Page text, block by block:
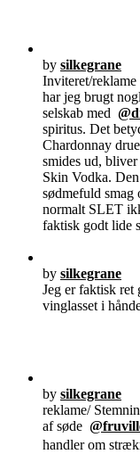
by silkegrane
Inviteret/
har jeg brugt
selskab med
spiritus. Det
Chardonnay
smides ud,
Skin Vodka.
sødmefuld
normalt SLET
faktisk godt lide
by silkegrane
Jeg er faktisk ret
vinglasset i
by silkegrane
reklame/
af søde
handler om